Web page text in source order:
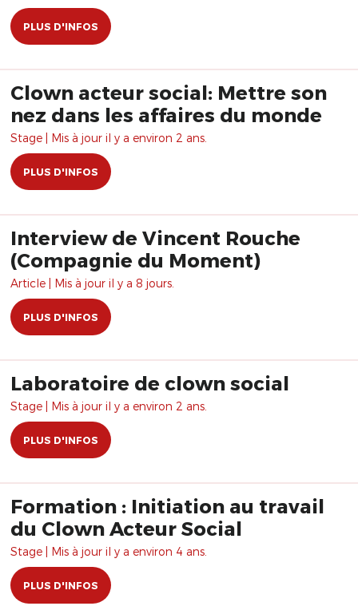
PLUS D'INFOS
Clown acteur social: Mettre son
nez dans les affaires du monde
Stage | Mis à jour il y a environ 2 ans.
PLUS D'INFOS
Interview de Vincent Rouche
(Compagnie du Moment)
Article | Mis à jour il y a 8 jours.
PLUS D'INFOS
Laboratoire de clown social
Stage | Mis à jour il y a environ 2 ans.
PLUS D'INFOS
Formation : Initiation au travail
du Clown Acteur Social
Stage | Mis à jour il y a environ 4 ans.
PLUS D'INFOS